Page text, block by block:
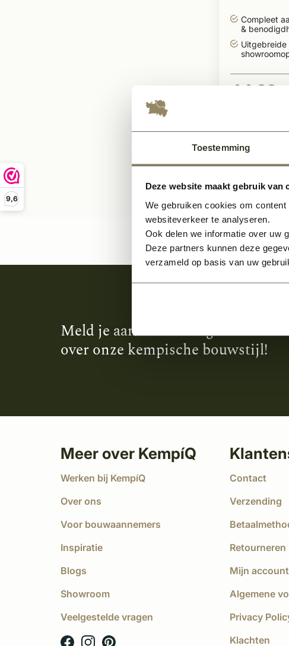
Toestemming
Deze website maakt gebruik van
We gebruiken cookies om
websiteverkeer te analyseren.
Ook delen we informatie over uw
Deze partners kunnen deze
verzameld op basis van uw
9,6
Compleet
&
Uitgebreide
44,99
Meld je aan en ontvang het
over onze kempische bouwstijl!
Meer over KempíQ
Werken bij KempíQ
Over ons
Voor bouwaannemers
Inspiratie
Blogs
Showroom
Veelgestelde vragen
Contact
Verzending
Retourneren
Mijn account
Algemene
Privacy
Klachten